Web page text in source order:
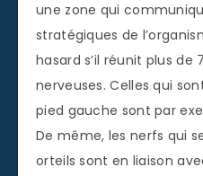
une zone qui
stratégiques de
hasard s’il réunit plus de
nerveuses. Celles qui
pied gauche sont par
De même, les nerfs qui
orteils sont en liaison